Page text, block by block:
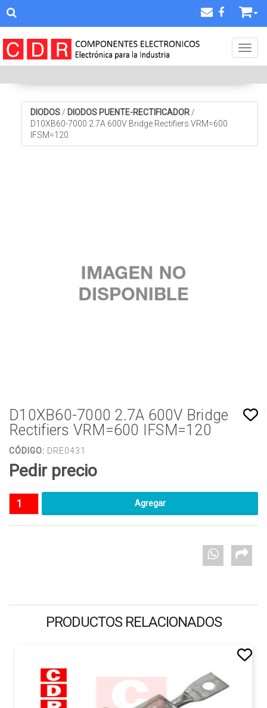
DIODOS / DIODOS PUENTE-RECTIFICADOR /
D10XB60-7000 2.7A 600V Bridge Rectifiers VRM=600
IFSM=120
D10XB60-7000 2.7A 600V Bridge
Rectifiers VRM=600 IFSM=120
CÓDIGO: DRE0431
Pedir precio
PRODUCTOS RELACIONADOS